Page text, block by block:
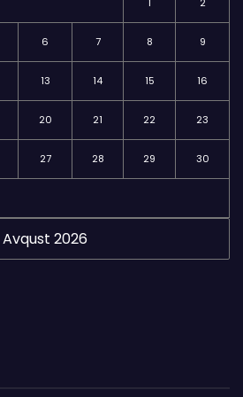
Avqust 2026
6 7 8 9
13 14 15 16
20 21 22 23
27 28 29 30